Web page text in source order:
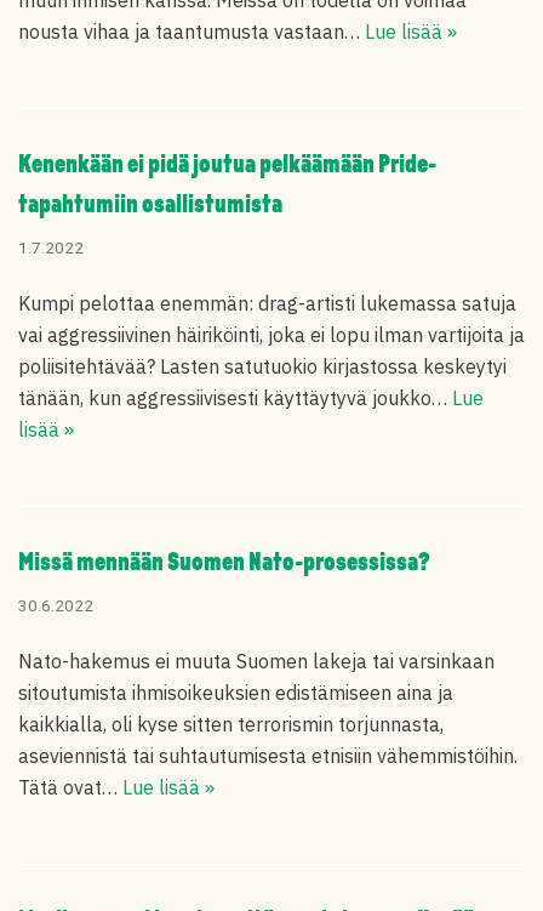
nousta vihaa ja taantumusta vastaan… Lue lisää »
Kenenkään ei pidä joutua pelkäämään Pride-
tapahtumiin osallistumista
1.7.2022
Kumpi pelottaa enemmän: drag-artisti lukemassa satuja
vai aggressiivinen häiriköinti, joka ei lopu ilman vartijoita ja
poliisitehtävää? Lasten satutuokio kirjastossa keskeytyi
tänään, kun aggressiivisesti käyttäytyvä joukko… Lue
lisää »
Missä mennään Suomen Nato-prosessissa?
30.6.2022
Nato-hakemus ei muuta Suomen lakeja tai varsinkaan
sitoutumista ihmisoikeuksien edistämiseen aina ja
kaikkialla, oli kyse sitten terrorismin torjunnasta,
aseviennistä tai suhtautumisesta etnisiin vähemmistöihin.
Tätä ovat… Lue lisää »